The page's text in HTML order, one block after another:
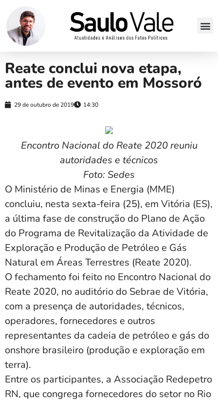
Reate conclui nova etapa,
antes de evento em Mossoró
29 de outubro de 2019 14:30
Encontro Nacional do Reate 2020 reuniu
autoridades e técnicos
Foto: Sedes
O Ministério de Minas e Energia (MME)
concluiu, nesta sexta-feira (25), em Vitória (ES),
a última fase de construção do Plano de Ação
do Programa de Revitalização da Atividade de
Exploração e Produção de Petróleo e Gás
Natural em Áreas Terrestres (Reate 2020).
O fechamento foi feito no Encontro Nacional do
Reate 2020, no auditório do Sebrae de Vitória,
com a presença de autoridades, técnicos,
operadores, fornecedores e outros
representantes da cadeia de petróleo e gás do
onshore brasileiro (produção e exploração em
terra).
Entre os participantes, a Associação Redepetro
RN, que congrega fornecedores do setor no Rio